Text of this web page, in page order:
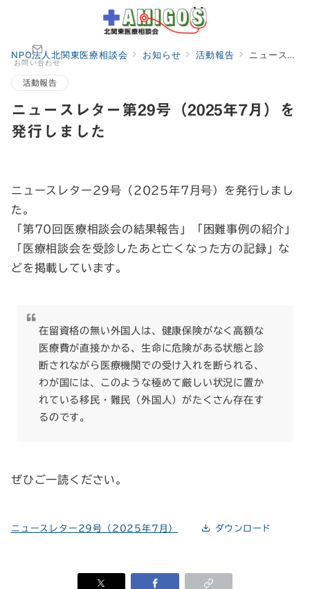
お問い合わせ
NPO法人北関東医療相談会 お知らせ 活動報告 ニュースレター第29号（2025年7月）を発行しました
活動報告
ニュースレター第29号（2025年7月）を
発行しました
ニュースレター29号（2025年7月号）を発行しまし
た。
「第70回医療相談会の結果報告」「困難事例の紹介」
「医療相談会を受診したあと亡くなった方の記録」な
どを掲載しています。
在留資格の無い外国人は、健康保険がなく高額な
医療費が直接かかる、生命に危険がある状態と診
断されながら医療機関での受け入れを断られる、
わが国には、このような極めて厳しい状況に置か
れている移民・難民（外国人）がたくさん存在す
るのです。
ぜひご一読ください。
ニュースレター29号（2025年7月） ダウンロード